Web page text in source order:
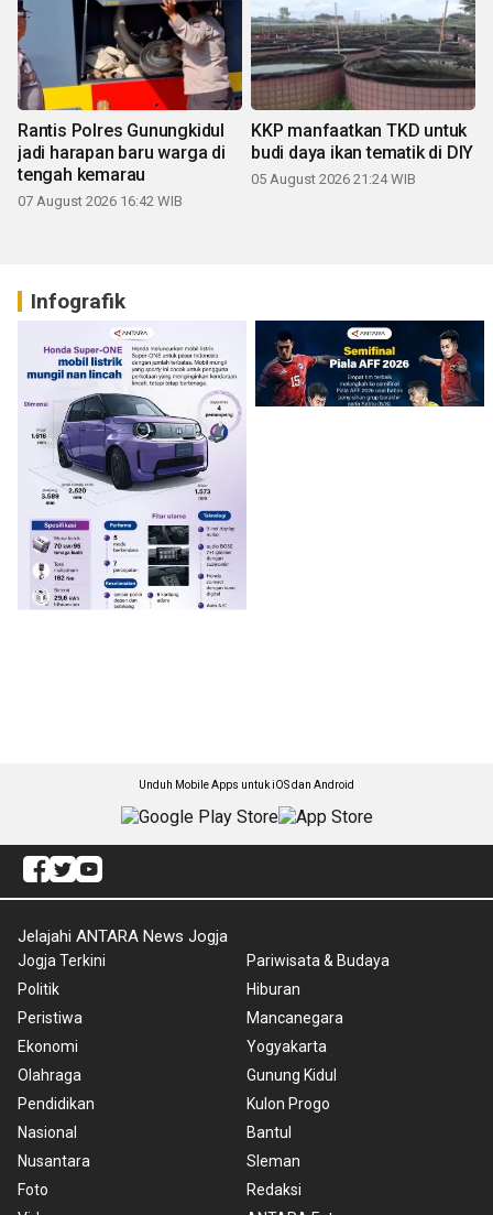
Rantis Polres Gunungkidul
jadi harapan baru warga di
tengah kemarau
07 August 2026 16:42 WIB
KKP manfaatkan TKD untuk
budi daya ikan tematik di DIY
05 August 2026 21:24 WIB
Infografik
Unduh Mobile Apps untuk iOS dan Android
Jelajahi ANTARA News Jogja
Jogja Terkini
Politik
Peristiwa
Ekonomi
Olahraga
Pendidikan
Nasional
Nusantara
Foto
Pariwisata & Budaya
Hiburan
Mancanegara
Yogyakarta
Gunung Kidul
Kulon Progo
Bantul
Sleman
Redaksi